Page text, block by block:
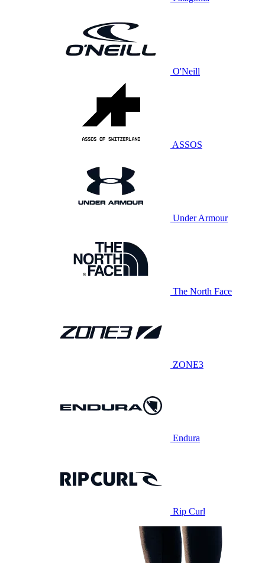
O'Neill
ASSOS
Under Armour
The North Face
ZONE3
Endura
Rip Curl